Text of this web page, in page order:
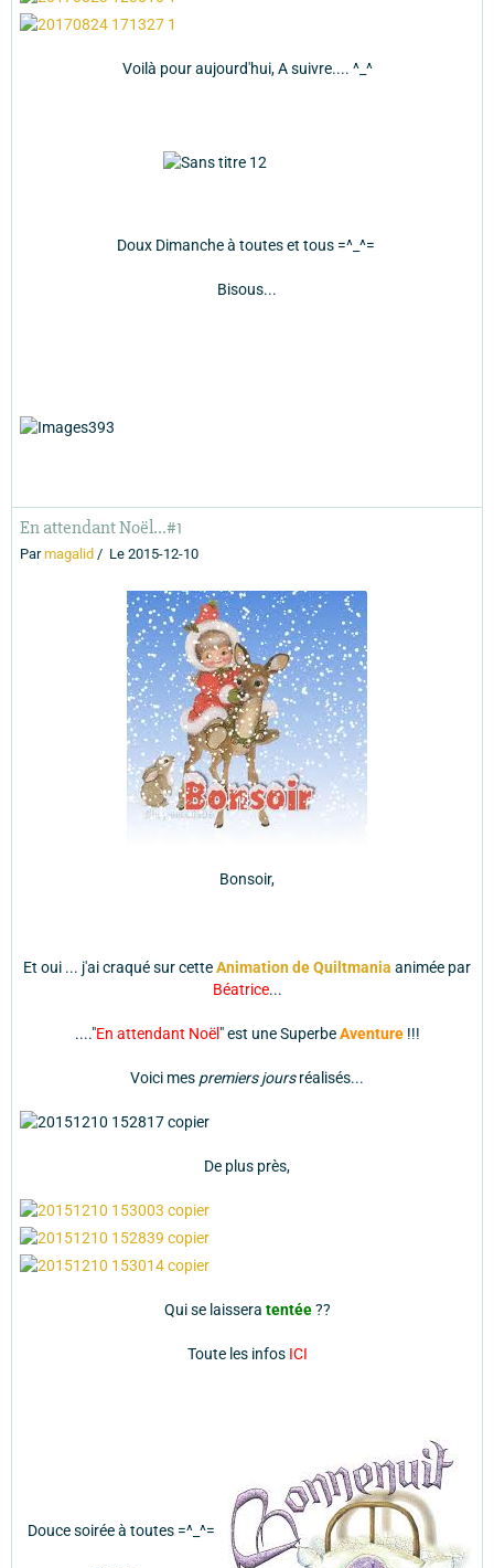
Voilà pour aujourd'hui, A suivre.... ^_^
Doux Dimanche à toutes et tous =^_^=
Bisous...
En attendant Noël...#1
Parmagalid Le 2015-12-10
Bonsoir,
Et oui ... j'ai craqué sur cetteAnimation de Quiltmania animée par
Béatrice...
...."En attendant Noël " est une SuperbeAventure!!!
Voici mes premiers joursréalisés...
De plus près,
Qui se laissera tentée??
Toute les infos ICI
Douce soirée à toutes =^_^=